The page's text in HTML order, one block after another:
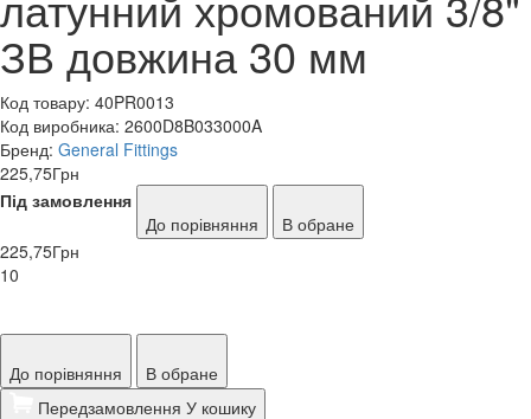
ЗВ довжина 30 мм
Код товару: 40PR0013
Код виробника: 2600D8B033000A
Бренд: General Fittings
225,75Грн
Під замовлення
До порівняння
В обране
225,75Грн
10
До порівняння
В обране
Передзамовлення У кошику